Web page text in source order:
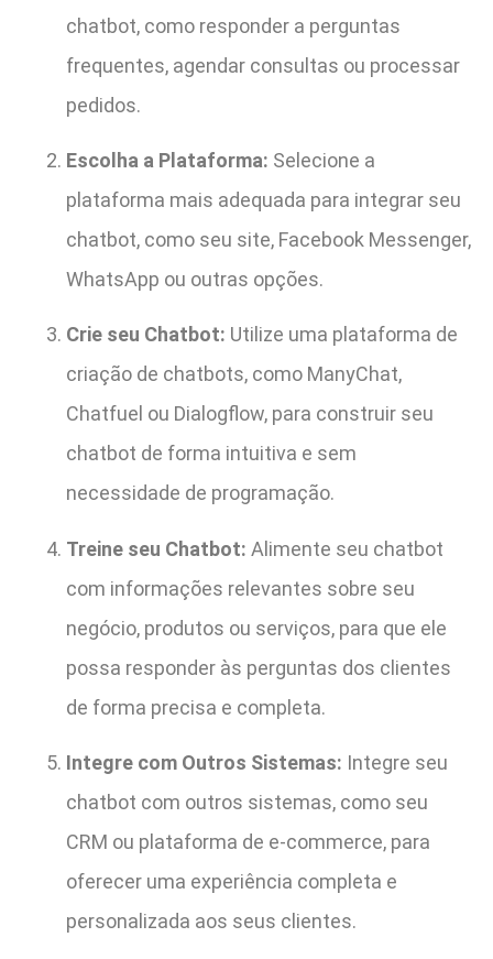
chatbot, como responder a perguntas
frequentes, agendar consultas ou processar
pedidos.
Escolha a Plataforma: Selecione a
plataforma mais adequada para integrar seu
chatbot, como seu site, Facebook Messenger,
WhatsApp ou outras opções.
Crie seu Chatbot: Utilize uma plataforma de
criação de chatbots, como ManyChat,
Chatfuel ou Dialogflow, para construir seu
chatbot de forma intuitiva e sem
necessidade de programação.
Treine seu Chatbot: Alimente seu chatbot
com informações relevantes sobre seu
negócio, produtos ou serviços, para que ele
possa responder às perguntas dos clientes
de forma precisa e completa.
Integre com Outros Sistemas: Integre seu
chatbot com outros sistemas, como seu
CRM ou plataforma de e-commerce, para
oferecer uma experiência completa e
personalizada aos seus clientes.